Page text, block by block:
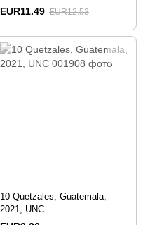
2024, UNC
EUR11.49 EUR12.53
10 Quetzales, Guatemala,
2021, UNC